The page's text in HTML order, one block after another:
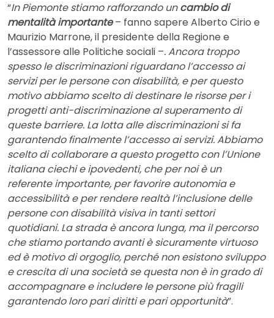
“In Piemonte stiamo rafforzando uncambio di
mentalità importante– fanno sapere Alberto Cirio e
Maurizio Marrone, il presidente della Regione e
l’assessore alle Politiche sociali –. Ancora troppo
spesso le discriminazioni riguardano l’accesso ai
servizi per le persone con disabilità, e per questo
motivo abbiamo scelto di destinare le risorse per i
progetti anti-discriminazione al superamento di
queste barriere. La lotta alle discriminazioni si fa
garantendo finalmente l’accesso ai servizi. Abbiamo
scelto di collaborare a questo progetto con l’Unione
italiana ciechi e ipovedenti, che per noi è un
referente importante, per favorire autonomia e
accessibilità e per rendere realtà l’inclusione delle
persone con disabilità visiva in tanti settori
quotidiani. La strada è ancora lunga, ma il percorso
che stiamo portando avanti è sicuramente virtuoso
ed è motivo di orgoglio, perché non esistono sviluppo
e crescita di una società se questa non è in grado di
accompagnare e includere le persone più fragili
garantendo loro pari diritti e pari opportunità”.